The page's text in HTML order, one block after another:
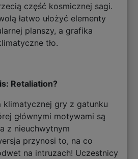
część kosmicznej sagi.
łatwo ułożyć elementy
planszy, a grafika
tło.
Retaliation?
klimatycznej gry z gatunku
głównymi motywami są
z nieuchwytnym
przynosi to, na co
na intruzach! Uczestnicy